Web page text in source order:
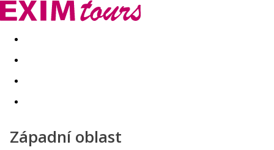
Akční nabídky Last minute
Západní oblast